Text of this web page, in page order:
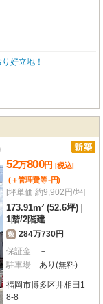
好立地！
52万800円 [税込]
(＋管理費等-円)
[坪単価 約9,902円/坪]
173.91m² (52.6坪)
1階/2階建
敷 284万730円
保証金
－
駐車場
あり(無料)
福岡市博多区井相田1-
8-8